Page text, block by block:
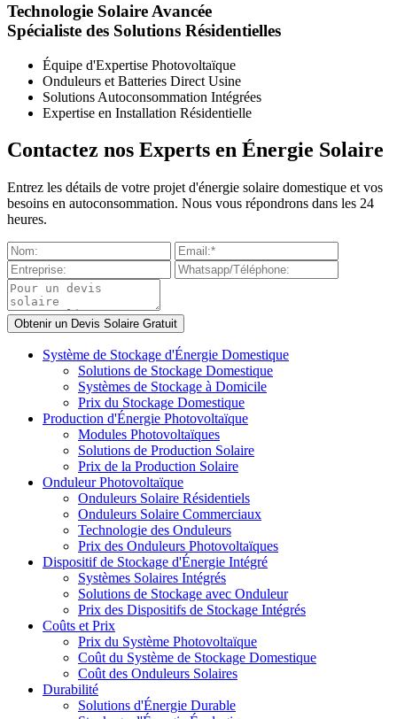
Technologie Solaire Avancée
Spécialiste des Solutions Résidentielles
Équipe d'Expertise Photovoltaïque
Onduleurs et Batteries Direct Usine
Solutions Autoconsommation Intégrées
Expertise en Installation Résidentielle
Contactez nos Experts en Énergie Solaire
Entrez les détails de votre projet d'énergie solaire domestique et vos
besoins en autoconsommation. Nous vous répondrons dans les 24
heures.
Système de Stockage d'Énergie Domestique
Solutions de Stockage Domestique
Systèmes de Stockage à Domicile
Prix du Stockage Domestique
Production d'Énergie Photovoltaïque
Modules Photovoltaïques
Solutions de Production Solaire
Prix de la Production Solaire
Onduleur Photovoltaïque
Onduleurs Solaire Résidentiels
Onduleurs Solaire Commerciaux
Technologie des Onduleurs
Prix des Onduleurs Photovoltaïques
Dispositif de Stockage d'Énergie Intégré
Systèmes Solaires Intégrés
Solutions de Stockage avec Onduleur
Prix des Dispositifs de Stockage Intégrés
Coûts et Prix
Prix du Système Photovoltaïque
Coût du Système de Stockage Domestique
Coût des Onduleurs Solaires
Durabilité
Solutions d'Énergie Durable